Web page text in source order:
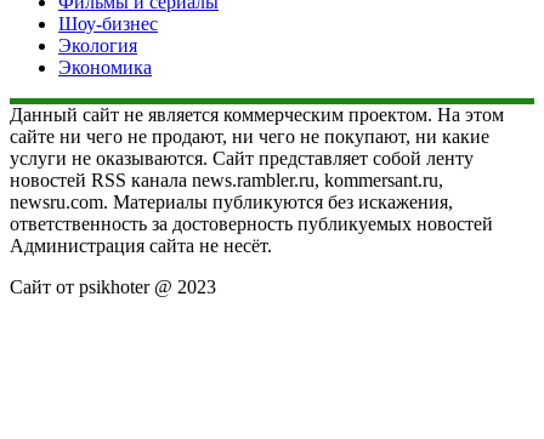
Шоу-бизнес
Экология
Экономика
Данный сайт не является коммерческим проектом. На этом
сайте ни чего не продают, ни чего не покупают, ни какие
услуги не оказываются. Сайт представляет собой ленту
новостей RSS канала news.rambler.ru, kommersant.ru,
newsru.com. Материалы публикуются без искажения,
ответственность за достоверность публикуемых новостей
Администрация сайта не несёт.
Сайт от psikhoter @ 2023